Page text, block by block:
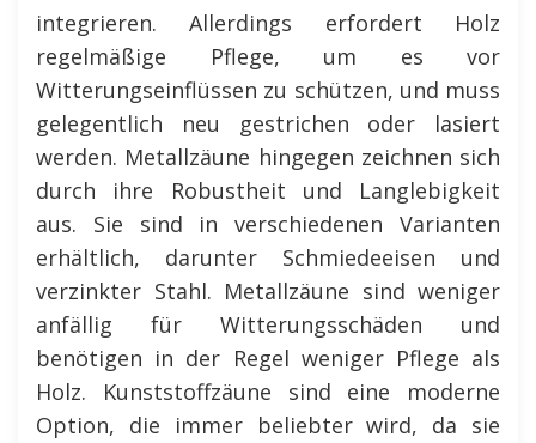
integrieren. Allerdings erfordert Holz
regelmäßige Pflege, um es vor
Witterungseinflüssen zu schützen, und muss
gelegentlich neu gestrichen oder lasiert
werden. Metallzäune hingegen zeichnen sich
durch ihre Robustheit und Langlebigkeit
aus. Sie sind in verschiedenen Varianten
erhältlich, darunter Schmiedeeisen und
verzinkter Stahl. Metallzäune sind weniger
anfällig für Witterungsschäden und
benötigen in der Regel weniger Pflege als
Holz. Kunststoffzäune sind eine moderne
Option, die immer beliebter wird, da sie